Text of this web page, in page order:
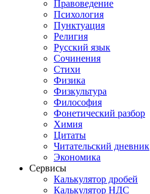
Правоведение
Психология
Пунктуация
Религия
Русский язык
Сочинения
Стихи
Физика
Физкультура
Философия
Фонетический разбор
Химия
Цитаты
Читательский дневник
Экономика
Сервисы
Калькулятор дробей
Калькулятор НДС